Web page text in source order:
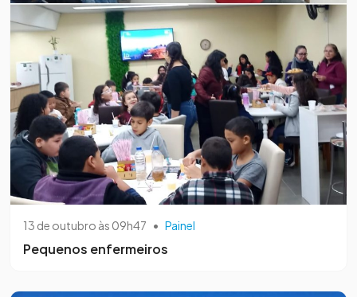
13 de outubro às 09h47 • Painel
Pequenos enfermeiros